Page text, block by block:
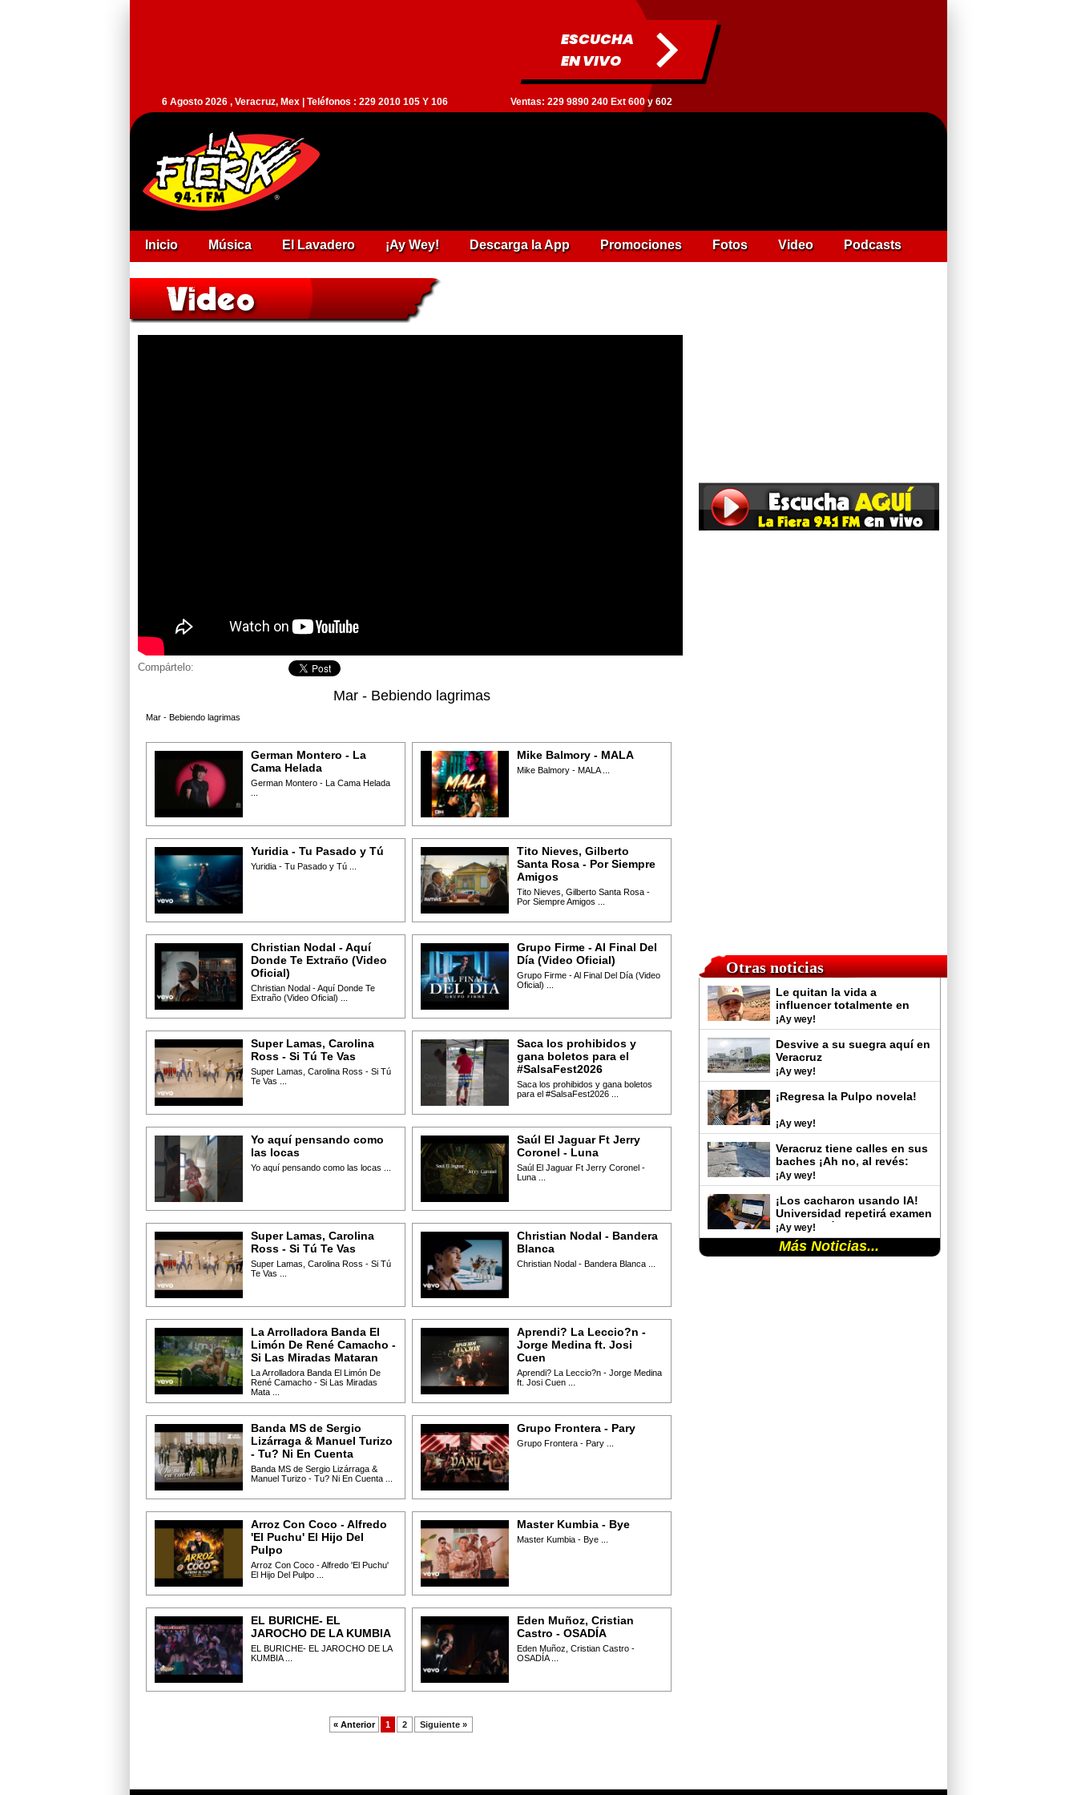
ESCUCHA
EN VIVO
6 Agosto 2026 , Veracruz, Mex | Teléfonos : 229 2010 105 Y 106 Ventas: 229 9890 240 Ext 600 y 602
Inicio Música El Lavadero ¡Ay Wey! Descarga la App Promociones Fotos Video Podcasts
Otras noticias
Le quitan la vida a
influencer totalmente en
vivo
¡Ay wey!
Desvive a su suegra aquí en
Veracruz
¡Ay wey!
¡Regresa la Pulpo novela!
¡Ay wey!
Veracruz tiene calles en sus
baches ¡Ah no, al revés:
baches en sus calles!
¡Ay wey!
¡Los cacharon usando IA!
Universidad repetirá examen
de admisión tras detectar
trampas de aspirantes
¡Ay wey!
Más Noticias...
Compártelo:
Mar - Bebiendo lagrimas
Mar - Bebiendo lagrimas
German Montero - La
Cama Helada
German Montero - La Cama Helada
Mike Balmory - MALA
Mike Balmory - MALA ...
Yuridia - Tu Pasado y Tú
Yuridia - Tu Pasado y Tú ...
Tito Nieves, Gilberto
Santa Rosa - Por Siempre
Amigos
Tito Nieves, Gilberto Santa Rosa -
Por Siempre Amigos ...
Christian Nodal - Aquí
Donde Te Extraño (Video
Oficial)
Christian Nodal - Aquí Donde Te
Extraño (Video Oficial) ...
Grupo Firme - Al Final Del
Día (Video Oficial)
Grupo Firme - Al Final Del Día (Video
Oficial) ...
Super Lamas, Carolina
Ross - Si Tú Te Vas
Super Lamas, Carolina Ross - Si Tú
Te Vas ...
Saca los prohibidos y
gana boletos para el
#SalsaFest2026
Saca los prohibidos y gana boletos
para el #SalsaFest2026 ...
Yo aquí pensando como
las locas
Yo aquí pensando como las locas ...
Saúl El Jaguar Ft Jerry
Coronel - Luna
Saúl El Jaguar Ft Jerry Coronel -
Luna ...
Super Lamas, Carolina
Ross - Si Tú Te Vas
Super Lamas, Carolina Ross - Si Tú
Te Vas ...
Christian Nodal - Bandera
Blanca
Christian Nodal - Bandera Blanca ...
La Arrolladora Banda El
Limón De René Camacho -
Si Las Miradas Mataran
La Arrolladora Banda El Limón De
René Camacho - Si Las Miradas
Mata ...
Aprendi? La Leccio?n -
Jorge Medina ft. Josi
Cuen
Aprendi? La Leccio?n - Jorge Medina
ft. Josi Cuen ...
Banda MS de Sergio
Lizárraga & Manuel Turizo
- Tu? Ni En Cuenta
Banda MS de Sergio Lizárraga &
Manuel Turizo - Tu? Ni En Cuenta ...
Grupo Frontera - Pary
Grupo Frontera - Pary ...
Arroz Con Coco - Alfredo
'El Puchu' El Hijo Del
Pulpo
Arroz Con Coco - Alfredo 'El Puchu'
El Hijo Del Pulpo ...
Master Kumbia - Bye
Master Kumbia - Bye ...
EL BURICHE- EL
JAROCHO DE LA KUMBIA
EL BURICHE- EL JAROCHO DE LA
KUMBIA ...
Eden Muñoz, Cristian
Castro - OSADÍA
Eden Muñoz, Cristian Castro -
OSADÍA ...
« Anterior 1 2 Siguiente »